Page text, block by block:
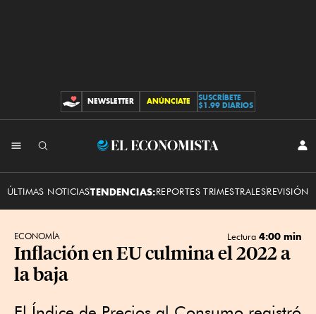
CONTRIBUCIONES
NEWSLETTER ANÚNCIATE
SUSCRÍBETE
$1.99 DIARIOS
El
ÚLTIMAS NOTICIASTENDENCIAS:REPORTES TRIMESTRALESREVISIÓN
ECONOMÍA Lectura 4:00 min
Inflación en EU culmina el 2022 a
la baja